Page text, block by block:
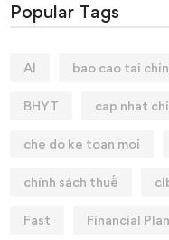
Popular Tags
AI bao cao tai
BHYT cap nhat
che do ke toan moi
chính sách thuế
Fast Financial